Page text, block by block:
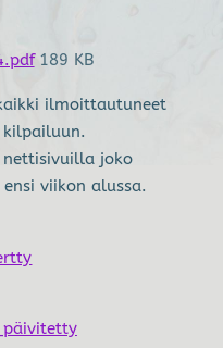
189 KB
ilmoittautuneet
joko
viikon alussa.